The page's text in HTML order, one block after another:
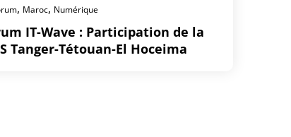
, Maroc, Numérique
IT-Wave : Participation de la
Tanger-Tétouan-El Hoceima